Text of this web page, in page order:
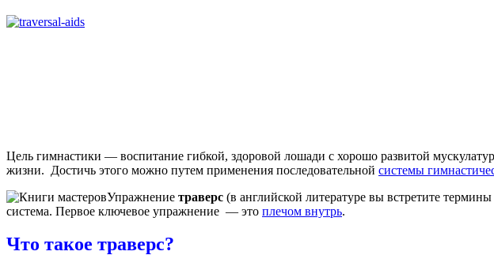
Цель гимнастики — воспитание гибкой, здоровой лошади с хорошо развитой
жизни. Достичь этого можно путем применения последовательной системы
Упражнение траверс (в английской литературе вы встретите
система. Первое ключевое упражнение — это плечом внутрь.
Что такое траверс?